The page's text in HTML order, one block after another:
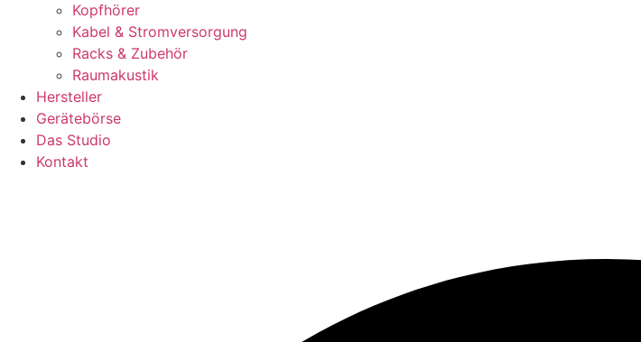
Kopfhörer
Kabel & Stromversorgung
Racks & Zubehör
Raumakustik
Hersteller
Gerätebörse
Das Studio
Kontakt